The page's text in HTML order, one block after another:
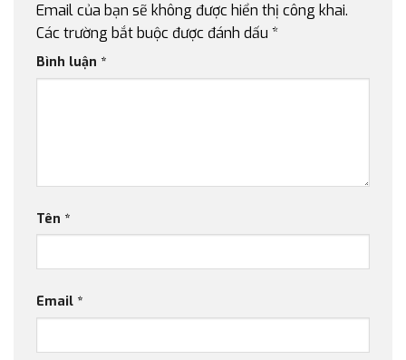
Email của bạn sẽ không được hiển thị công khai.
Các trường bắt buộc được đánh dấu *
Bình luận *
Tên *
Email *